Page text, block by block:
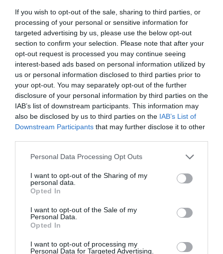
If you wish to opt-out of the sale, sharing to third parties, or
processing of your personal or sensitive information for
targeted advertising by us, please use the below opt-out
section to confirm your selection. Please note that after your
opt-out request is processed you may continue seeing
interest-based ads based on personal information utilized by
us or personal information disclosed to third parties prior to
your opt-out. You may separately opt-out of the further
disclosure of your personal information by third parties on the
IAB’s list of downstream participants. This information may
also be disclosed by us to third parties on the IAB’s List of
Downstream Participants that may further disclose it to other
Personal Data Processing Opt Outs
I want to opt-out of the Sharing of my
personal data.
Opted In
I want to opt-out of the Sale of my
Personal Data.
Opted In
I want to opt-out of processing my
Personal Data for Targeted Advertising.
Új teherforgalmi határátkelő és ehhez
kapcsolódó gyorsforgalmi út épülhet a
közeli Tompánál.
A minisztérium 2025. január 1-jétől gyors
autóbuszjáratot indít Baja és Budapest
között.
Mohácson a tervezett Duna-hídhoz és az
ahhoz kapcsolódó úthálózathoz kötődnek
és Szigetvár közötti szakaszát, és a
nemzetközi határkikötőt, és előkészítik
Villány és az M6-os autópálya
Emellett megvalósíthatósági tanulmányt
Bátaszék vasútvonalról.